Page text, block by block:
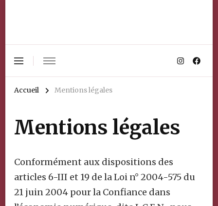
Accueil Mentions légales
Mentions légales
Conformément aux dispositions des
articles 6-III et 19 de la Loi n° 2004-575 du
21 juin 2004 pour la Confiance dans